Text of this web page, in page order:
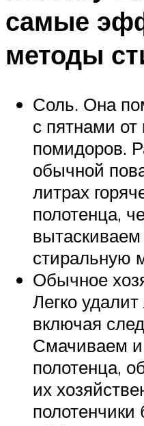
самые
методы
Соль. Она
с пятнами
помидоров.
обычной
литрах
полотенца,
стиральную
Обычное
Легко
включая
Смачиваем
полотенца,
их
полотенчики